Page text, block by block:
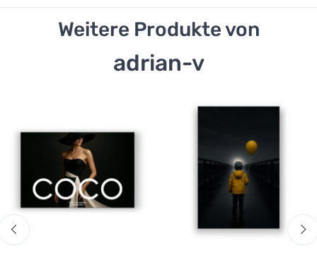
Weitere Produkte von
adrian-v